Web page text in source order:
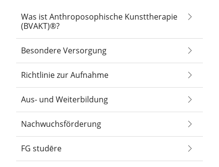
Was ist Anthroposophische Kunsttherapie
(BVAKT)®?
Besondere Versorgung
Richtlinie zur Aufnahme
Aus- und Weiterbildung
Nachwuchsförderung
FG studēre